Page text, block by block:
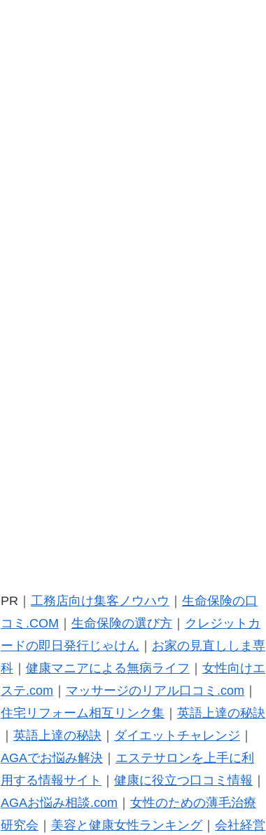
PR｜ 工務店向け集客ノウハウ
生命保険の口
コミ.COM
生命保険の選び方｜
クレジットカ
ードの即日発行じゃけん
お家の見直ししま専
科｜ 健康マニアによる無病ライフ
女性向けエ
ステ.com
マッサージのリアル口コミ.com
住宅リフォーム相互リンク集｜ 英語上達の秘訣
英語上達の秘訣 ダイエットチャレンジ
AGAでお悩み解決｜ エステサロンを上手に利
用する情報サイト
健康に役立つ口コミ情報
AGAお悩み相談.com
女性のための薄毛治療
研究会
美容と健康女性ランキング｜ 会社経営